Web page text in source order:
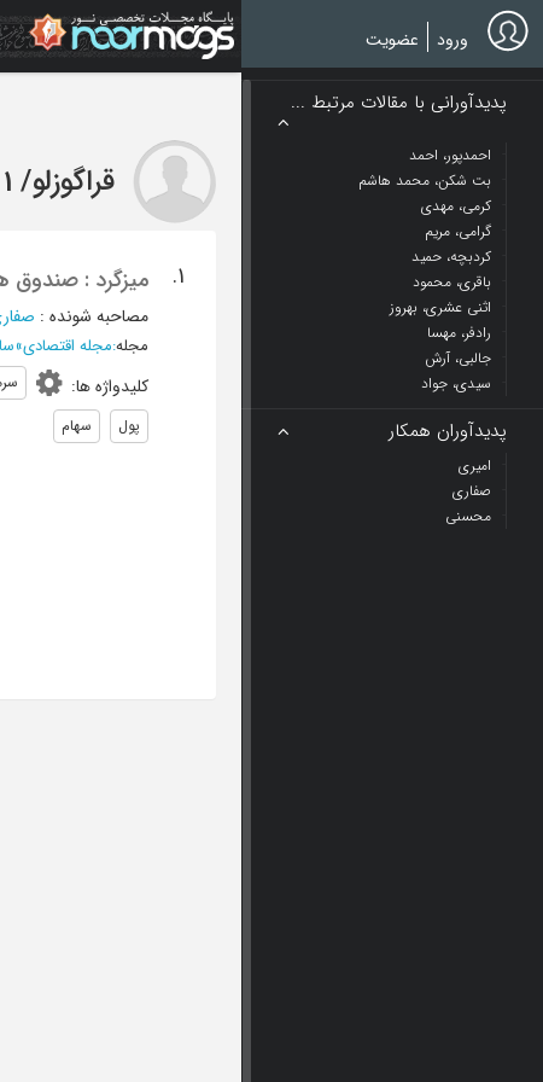
Skip
to
main
ورود عضویت
پدیدآورانی با مقالات مرتبط ...
احمدپور، احمد
بت شکن، محمد هاشم
کرمی، مهدی
گرامی، مریم
کردبچه، حمید
باقری، محمود
اثنی عشری، بهروز
رادفر، مهسا
جالبی، آرش
سیدی، جواد
پدیدآوران همکار
امیری
صفاری
محسنی
قراگوزلو/ 1 مقاله
1. میزگرد : صندوق
مصاحبه شونده :
مجله:مجله اقتصادی»
کلیدواژه ها:
پول
سهام